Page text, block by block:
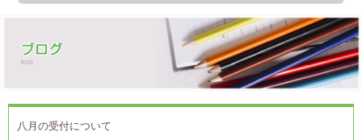
八月の受付について